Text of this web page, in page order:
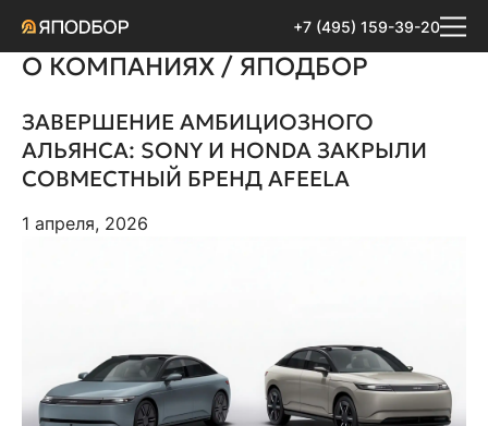
+7 (495) 159-39-20
О КОМПАНИЯХ / ЯПОДБОР
ЗАВЕРШЕНИЕ АМБИЦИОЗНОГО
АЛЬЯНСА: SONY И HONDA ЗАКРЫЛИ
СОВМЕСТНЫЙ БРЕНД AFEELA
1 апреля, 2026